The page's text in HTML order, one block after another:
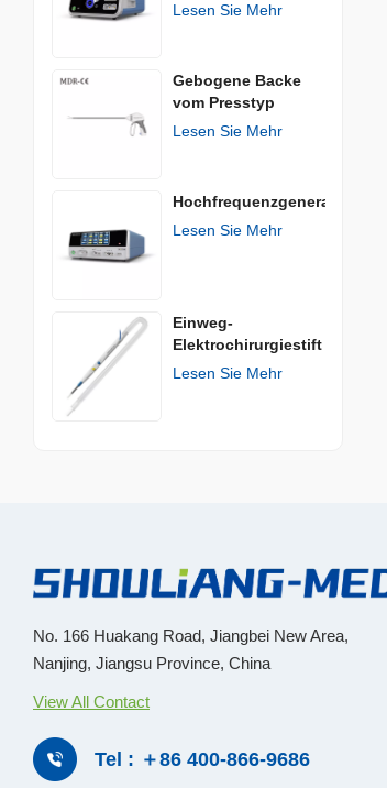
Lesen Sie Mehr
Gebogene Backe
vom Presstyp
Lesen Sie Mehr
Hochfrequenzgenerator
Lesen Sie Mehr
Einweg-
Elektrochirurgiestift
Lesen Sie Mehr
No. 166 Huakang Road, Jiangbei New Area,
Nanjing, Jiangsu Province, China
View All Contact
Tel : ＋86 400-866-9686